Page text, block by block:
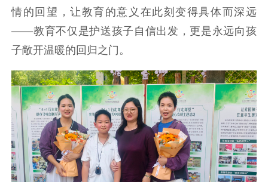
情的回望，让教育的意义在此刻变得具体而深远
——教育不仅是护送孩子自信出发，更是永远向孩
子敞开温暖的回归之门。